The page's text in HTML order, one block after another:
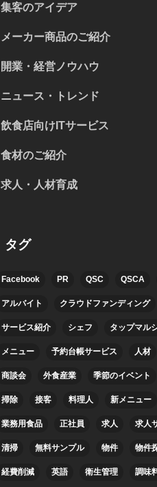
集客のアイデア
メーカー商品のご紹介
開業・経営ノウハウ
ニュース・トレンド
飲食店向けITサービス
食材のご紹介
求人・人材育成
タグ
Facebook PR QSC QSCA
アルバイト クラウドファンディング
サービス紹介 シェフ タップマル
メニュー 予約台帳サービス 人材
商談会 外食産業 季節のイベント
掃除 接客 料理人 新メニュー
業務用食品 正社員 求人 求人
清掃 無料サンプル 物件 物件
経費削減 英語 衛生管理 調味